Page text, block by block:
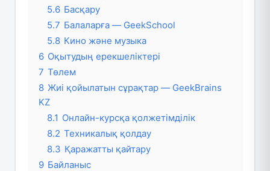
5.6 Басқару
5.7 Балаларға — GeekSchool
5.8 Кино және музыка
6 Оқытудың ерекшеліктері
7 Төлем
8 Жиі қойылатын сұрақтар — GeekBrains
KZ
8.1 Онлайн-курсқа қолжетімділік
8.2 Техникалық қолдау
8.3 Қаражатты қайтару
9 Байланыс